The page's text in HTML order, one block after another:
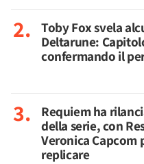
Toby Fox svela
Deltarune:
confermando il
Requiem ha
della serie, con
Veronica Capcom
replicare